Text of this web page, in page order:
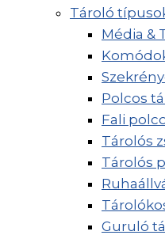
Tároló
Média &
Polcos
Fali
Tárolós
Tárolós
Guruló